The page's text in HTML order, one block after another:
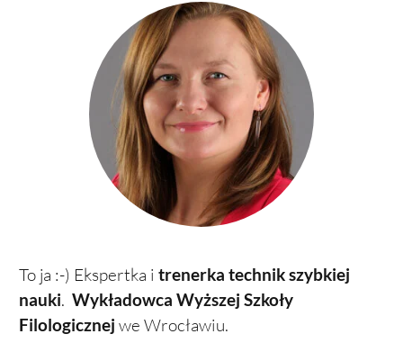
To ja :-) Ekspertka i trenerka technik szybkiej
nauki. Wykładowca Wyższej Szkoły
Filologicznej we Wrocławiu.